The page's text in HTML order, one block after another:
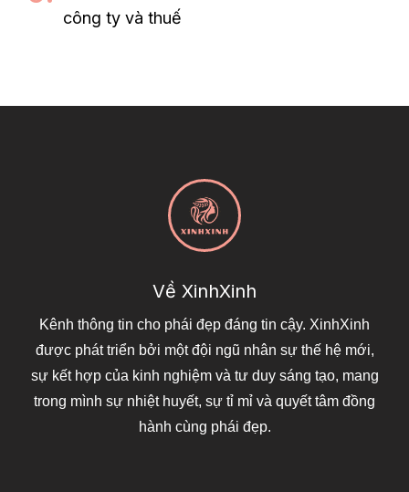
công ty và thuế
Về XinhXinh
Kênh thông tin cho phái đẹp đáng tin cậy. XinhXinh
được phát triển bởi một đội ngũ nhân sự thế hệ mới,
sự kết hợp của kinh nghiệm và tư duy sáng tạo, mang
trong mình sự nhiệt huyết, sự tỉ mỉ và quyết tâm đồng
hành cùng phái đẹp.